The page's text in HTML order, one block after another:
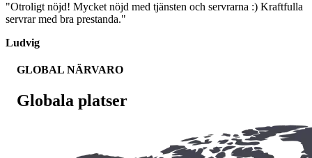
"Otroligt nöjd! Mycket nöjd med tjänsten och servrarna :) Kraftfulla
servrar med bra prestanda."
Ludvig
GLOBAL NÄRVARO
Globala platser